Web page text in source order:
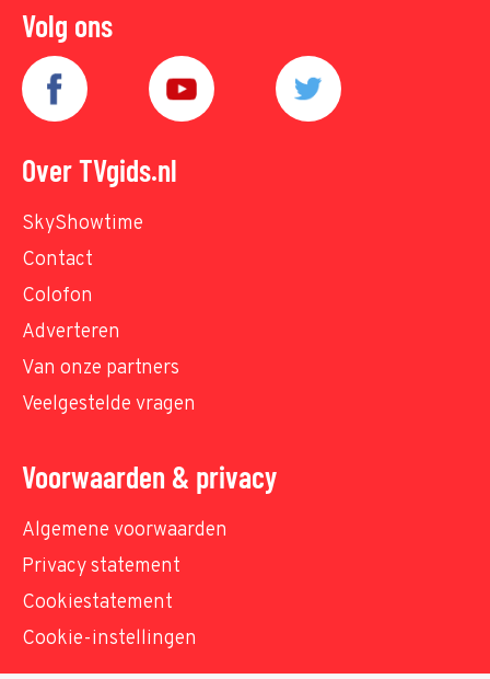
Volg ons
Over TVgids.nl
SkyShowtime
Contact
Colofon
Adverteren
Van onze partners
Veelgestelde vragen
Voorwaarden & privacy
Algemene voorwaarden
Privacy statement
Cookiestatement
Cookie-instellingen